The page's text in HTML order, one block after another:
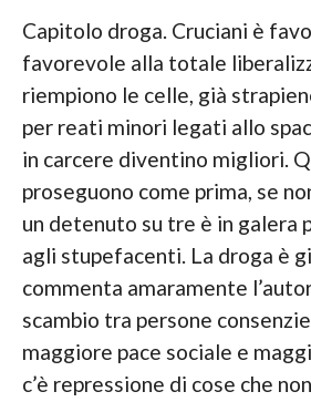
Capitolo droga. Cruciani è
favorevole alla totale
riempiono le celle, già
per reati minori legati allo
in carcere diventino migliori.
proseguono come prima, se
un detenuto su tre è in galera
agli stupefacenti. La droga è
commenta amaramente
scambio tra persone
maggiore pace sociale e
c’è repressione di cose che